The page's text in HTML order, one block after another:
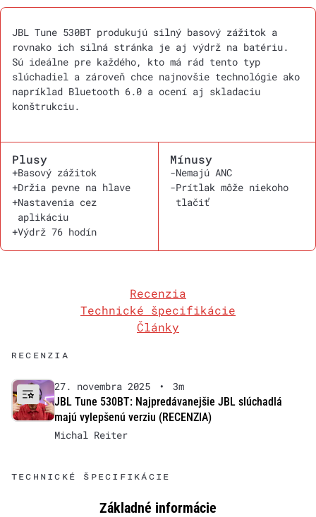
JBL Tune 530BT produkujú silný basový zážitok a
rovnako ich silná stránka je aj výdrž na batériu.
Sú ideálne pre každého, kto má rád tento typ
slúchadiel a zároveň chce najnovšie technológie ako
napríklad Bluetooth 6.0 a ocení aj skladaciu
konštrukciu.
Plusy
+Basový zážitok
+Držia pevne na hlave
+Nastavenia cez
aplikáciu
+Výdrž 76 hodín
Mínusy
-Nemajú ANC
-Prítlak môže niekoho
tlačiť
Recenzia
Technické špecifikácie
Články
RECENZIA
27. novembra 2025 •
3m
JBL Tune 530BT: Najpredávanejšie JBL slúchadlá
majú vylepšenú verziu (RECENZIA)
Michal Reiter
TECHNICKÉ ŠPECIFIKÁCIE
Základné informácie